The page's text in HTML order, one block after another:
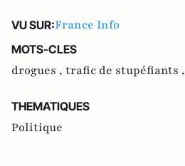
VU SUR:France Info
MOTS-CLES
drogues , trafic de stupéfiants ,
THEMATIQUES
Politique